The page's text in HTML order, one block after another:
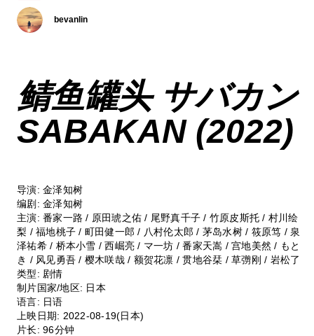
bevanlin
鲭鱼罐头 サバカン
SABAKAN (2022)
导演: 金泽知树
编剧: 金泽知树
主演: 番家一路 / 原田琥之佑 / 尾野真千子 / 竹原皮斯托 / 村川绘
梨 / 福地桃子 / 町田健一郎 / 八村伦太郎 / 茅岛水树 / 筱原笃 / 泉
泽祐希 / 桥本小雪 / 西崛亮 / マ一坊 / 番家天嵩 / 宫地美然 / もと
き / 风见勇吾 / 樱木咲哉 / 额贺花凛 / 贯地谷栞 / 草彅刚 / 岩松了
类型: 剧情
制片国家/地区: 日本
语言: 日语
上映日期: 2022-08-19(日本)
片长: 96分钟